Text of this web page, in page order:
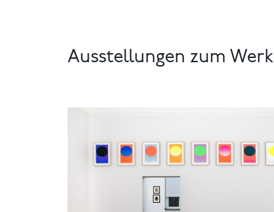
Ausstellungen zum Werk